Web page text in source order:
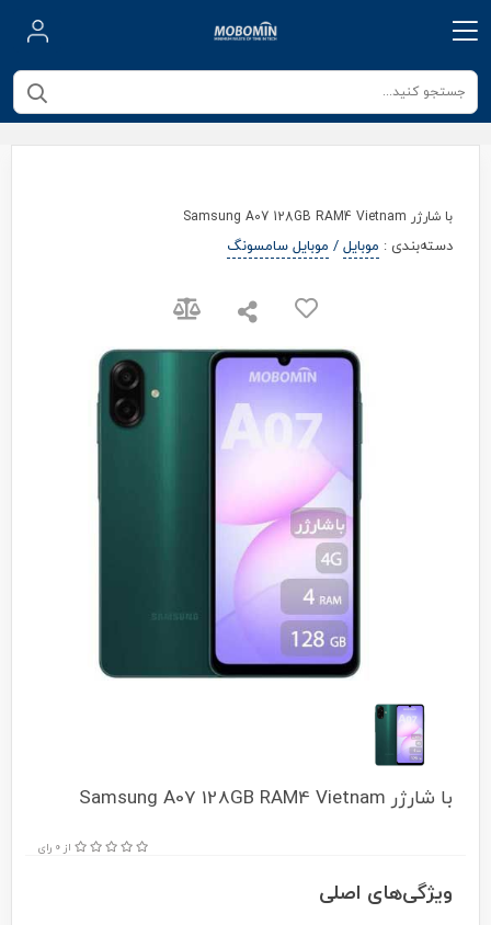
با شارژر Samsung A07 128GB RAM4 Vietnam
دسته‌بندی : موبایل/ موبایل سامسونگ
با شارژر Samsung A07 128GB RAM4 Vietnam
از 0 رای
ویژگی‌های اصلی